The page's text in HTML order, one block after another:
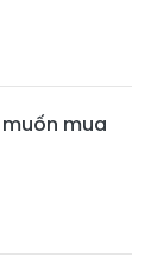
mua